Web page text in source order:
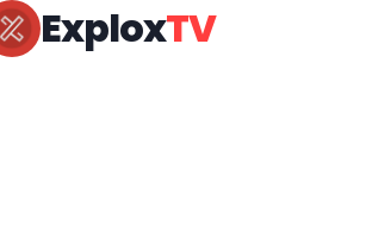
ExploxTV